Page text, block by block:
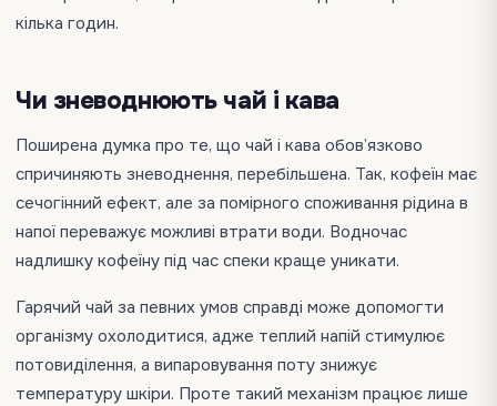
кілька годин.
Чи зневоднюють чай і кава
Поширена думка про те, що чай і кава обов’язково
спричиняють зневоднення, перебільшена. Так, кофеїн має
сечогінний ефект, але за помірного споживання рідина в
напої переважує можливі втрати води. Водночас
надлишку кофеїну під час спеки краще уникати.
Гарячий чай за певних умов справді може допомогти
організму охолодитися, адже теплий напій стимулює
потовиділення, а випаровування поту знижує
температуру шкіри. Проте такий механізм працює лише